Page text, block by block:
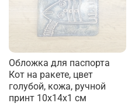
Обложка для паспорта
Кот на ракете, цвет
голубой, кожа, ручной
принт 10x14x1 см